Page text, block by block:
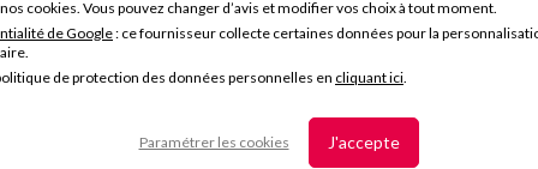
cookies. Vous pouvez changer d’avis et modifier vos choix à tout moment.
de Google: ce fournisseur collecte certaines données pour la
de protection des données personnelles en cliquant ici.
Paramétrer les cookies J'accepte